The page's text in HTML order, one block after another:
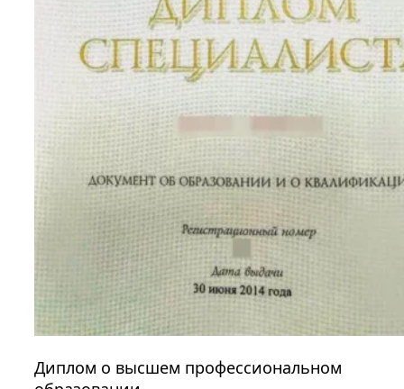
Диплом о высшем профессиональном